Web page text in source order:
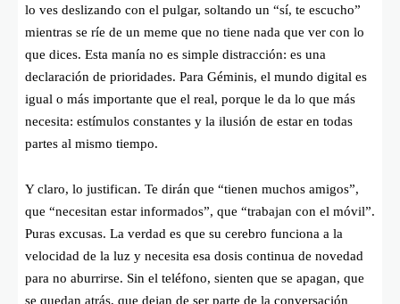
lo ves deslizando con el pulgar, soltando un “sí, te escucho”
mientras se ríe de un meme que no tiene nada que ver con lo
que dices. Esta manía no es simple distracción: es una
declaración de prioridades. Para Géminis, el mundo digital es
igual o más importante que el real, porque le da lo que más
necesita: estímulos constantes y la ilusión de estar en todas
partes al mismo tiempo.
Y claro, lo justifican. Te dirán que “tienen muchos amigos”,
que “necesitan estar informados”, que “trabajan con el móvil”.
Puras excusas. La verdad es que su cerebro funciona a la
velocidad de la luz y necesita esa dosis continua de novedad
para no aburrirse. Sin el teléfono, sienten que se apagan, que
se quedan atrás, que dejan de ser parte de la conversación